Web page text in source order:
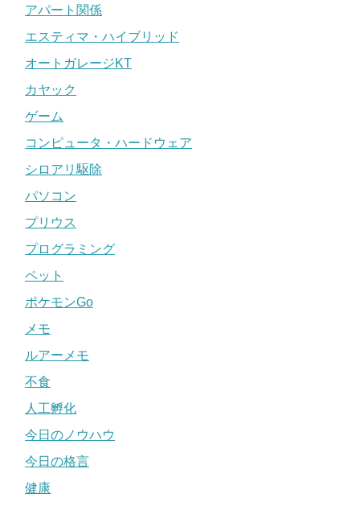
アパート関係
エスティマ・ハイブリッド
オートガレージKT
カヤック
ゲーム
コンピュータ・ハードウェア
シロアリ駆除
パソコン
プリウス
プログラミング
ペット
ポケモンGo
メモ
ルアーメモ
不食
人工孵化
今日のノウハウ
今日の格言
健康